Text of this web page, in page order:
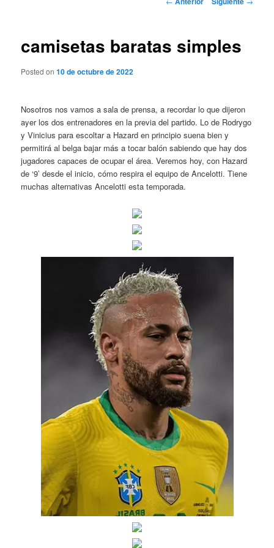
camisetas baratas simples
Posted on10 de octubre de 2022
Nosotros nos vamos a sala de prensa, a recordar lo que dijeron
ayer los dos entrenadores en la previa del partido. Lo de Rodrygo
y Vinicius para escoltar a Hazard en principio suena bien y
permitirá al belga bajar más a tocar balón sabiendo que hay dos
jugadores capaces de ocupar el área. Veremos hoy, con Hazard
de ‘9’ desde el inicio, cómo respira el equipo de Ancelotti. Tiene
muchas alternativas Ancelotti esta temporada.